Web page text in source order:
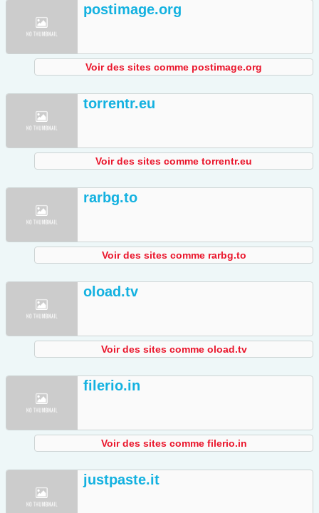
postimage.org
Voir des sites comme postimage.org
torrentr.eu
Voir des sites comme torrentr.eu
rarbg.to
Voir des sites comme rarbg.to
oload.tv
Voir des sites comme oload.tv
filerio.in
Voir des sites comme filerio.in
justpaste.it